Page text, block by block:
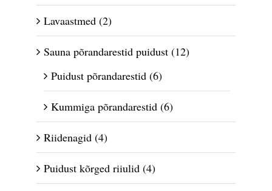
Lavaastmed (2)
Sauna põrandarestid puidust (12)
Puidust põrandarestid (6)
Kummiga põrandarestid (6)
Riidenagid (4)
Puidust kõrged riiulid (4)